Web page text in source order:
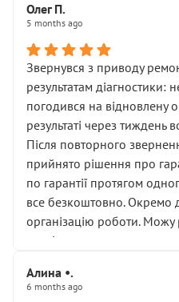
Олег П.
5 months ago
Звернувся з приводу
результатам діагностики:
погодився на відновлену
результаті через тиждень
Після повторного
прийнято рішення про
по гарантії протягом
все безкоштовно. Окремо
організацію роботи.
сервіс.
Алина •.
6 months ago